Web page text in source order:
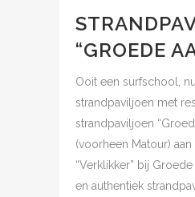
“GROEDE
Ooit een surfschool,
strandpaviljoen met
strandpaviljoen
(voorheen Matour)
“Verklikker” bij
en authentiek